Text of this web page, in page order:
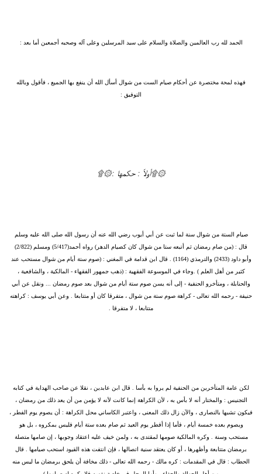
الحمد لله رب العالمين والصلاة والسلام على سيد المرسلين وعلى آله وصحبه أجمعين أما بعد :
فهذه لمحة مختصرة عن أحكام صيام الست من شوال أسأل الله أن ينفع بها الجميع ، فأقول وبالله
التوفيق :
۞۩أولاً : حكمها :۞۩
صيام الستة من شوال سنة لما ثبت عن أبي أيوب رضي الله عنه أن رسول الله صلى الله عليه وسلم
قال : (‏من صام رمضان ثم أتبعه ستا من شوال كان كصيام الدهر) رواه أحمد(5/417) ومسلم (2/822)
وأبو داود (2433) والترمذي (1164) . قال ابن قدامة في المغني : (صوم ستة أيام من شوال مستحب عند
كثير من أهل العلم ) .وجاء في الموسوعة الفقهية : (ذهب جمهور الفقهاء - المالكية ، والشافعية ،
والحنابلة ، ومتأخرو الحنفية - إلى أنه يسن صوم ستة أيام من شوال بعد صوم رمضان ... ونقل عن أبي
حنيفة - رحمه الله تعالى - كراهة صوم ستة من شوال ، متفرقا كان أو متتابعا . وعن أبي يوسف : كراهته
متتابعا ، لا متفرقا .
لكن عامة المتأخرين من الحنفية لم يروا به بأسا . قال ابن عابدين ، نقلا عن صاحب الهداية في كتابه
التجنيس : والمختار أنه لا بأس به ، لأن الكراهة إنما كانت لأنه لا يؤمن من أن يعد ذلك من رمضان ،
فيكون تشبها بالنصارى ، والآن زال ذلك المعنى ، واعتبر الكاساني محل الكراهة : أن يصوم يوم الفطر ،
ويصوم بعده خمسة أيام ، فأما إذا أفطر يوم العيد ثم صام بعده ستة أيام فليس بمكروه ، بل هو
مستحب وسنة . وكره المالكية صومها لمقتدى به ، ولمن خيف عليه اعتقاد وجوبها ، إن صامها متصلة
برمضان متتابعة وأظهرها ، أو كان يعتقد سنية اتصالها ، فإن انتفت هذه القيود استحب صيامها . قال
الحطاب : قال في المقدمات : كره مالك - رحمه الله تعالى - ذلك مخافة أن يلحق برمضان ما ليس منه